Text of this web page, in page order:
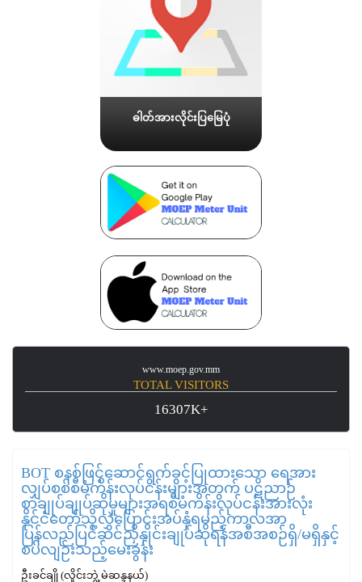
ဓါတ်အားလိုင်းပြမြေပုံ
www.moep.gov.mm
TOTAL VISITORS
16307K+
BOT စနစ်ဖြင့်ဆောင်ရွက်ခွင့်ပြုထားသော ရေအား
လျှပ်စစ်စီမံကိန်းလုပ်ငန်းများအတွက် ပဋိညာဉ်
စာချုပ်ချုပ်ဆိုမှုများအရစီမံကိန်းလုပ်ငန်းအားလုံး
နိုင်ငံတော်သို့လွှဲပြောင်းအပ်နှံရမည့်ကာလအာ
ပြန်လည်ပြင်ဆင်ညှိနှိုင်းချုပ်ဆိုရန်အစီအစဉ်ရှိ/မရှိနှင့်
စပ်လျဉ်းသည့်မေးခွန်း
ဦးခင်ချို (လှိုင်းဘွဲ့ မဲဆန္ဒနယ်)